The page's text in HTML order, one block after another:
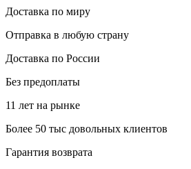
Доставка по миру
Отправка в любую страну
Доставка по России
Без предоплаты
11 лет на рынке
Более 50 тыс довольных клиентов
Гарантия возврата